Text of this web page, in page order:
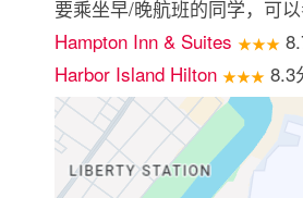
要乘坐早/晚航班的同学，可
Hampton Inn & Suites ★★★
Harbor Island Hilton ★★★ 8.3